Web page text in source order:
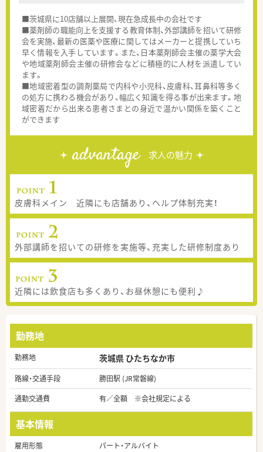
■茨城県に10店舗以上展開、現在急成長中の会社です
■薬剤師の職能向上を支援する教育体制、外部講師を招いて研修
会を実施、最新の医薬や医療に関してはメーカーと提携していち
早く情報を入手しています。また、日本薬剤師会主催の薬学大会
や地域薬剤師会主催の研修会などに積極的に人材を派遣してい
ます。
■地域密着型の調剤薬局で内科や小児科、皮膚科、耳鼻科等多く
の処方に携わる機会があり、幅広く知識を得る事が出来ます。地
域密着だから出来る患者さまとの身近で温かい関係を築くこと
ができます
advantage 求人の魅力
皮膚科メイン 近隣にも店舗あり、ヘルプ体制充実！
外部講師を招いての研修を実施等、充実した研修制度あり
近隣には飲食店も多くあり、お昼休憩にも便利♪
勤務地
勤務地 茨城県 ひたちなか市
路線・交通手段
勝田駅 (JR常磐線)
通勤交通費
有／全額 ※会社規定による
基本情報
雇用形態
パート・アルバイト